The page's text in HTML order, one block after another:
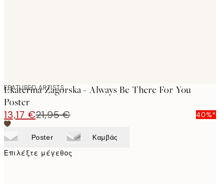
FEATURED ARTISTS
Ekaterina Zagorska - Always Be There For You
Poster
13,17 €21,95 € 40%*
Poster Καμβάς
Επιλέξτε μέγεθος